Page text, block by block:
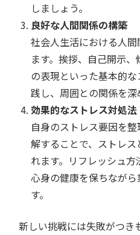
しましょう。
良好な人間関係の構築
社会人生活における人
ます。挨拶、自己開示
の表現といった基本的
践し、周囲との関係を深
効果的なストレス対処法
自身のストレス要因を
解することで、ストレ
れます。リフレッシュ方
心身の健康を保ちなが
す。
新しい挑戦には失敗がつき